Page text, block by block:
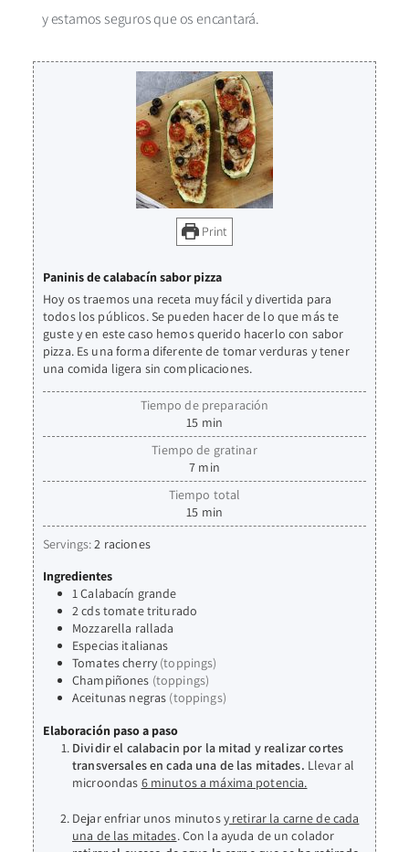
y estamos seguros que os encantará.
Print
Paninis de calabacín sabor pizza
Hoy os traemos una receta muy fácil y divertida para
todos los públicos. Se pueden hacer de lo que más te
guste y en este caso hemos querido hacerlo con sabor
pizza. Es una forma diferente de tomar verduras y tener
una comida ligera sin complicaciones.
Tiempo de preparación
15 min
Tiempo de gratinar
7 min
Tiempo total
15 min
Servings:2 raciones
Ingredientes
1Calabacín grande
2cdstomate triturado
Mozzarella rallada
Especias italianas
Tomates cherry (toppings)
Champiñones (toppings)
Aceitunas negras (toppings)
Elaboración paso a paso
Dividir el calabacin por la mitad y realizar cortes
transversales en cada una de las mitades. Llevar al
microondas 6 minutos a máxima potencia.
Dejar enfriar unos minutos yretirar la carne de cada
una de las mitades. Con la ayuda de un colador